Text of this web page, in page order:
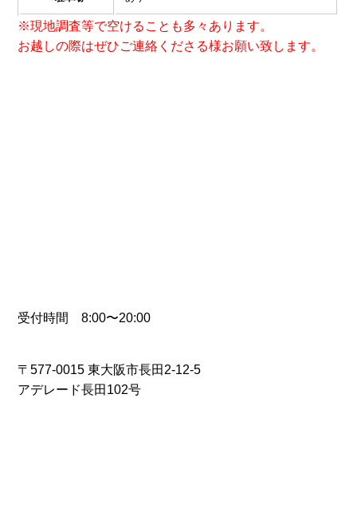
※現地調査等で空けることも多々あります。
お越しの際はぜひご連絡くださる様お願い致します。
受付時間 8:00〜20:00
〒577-0015 東大阪市長田2-12-5
アデレード長田102号